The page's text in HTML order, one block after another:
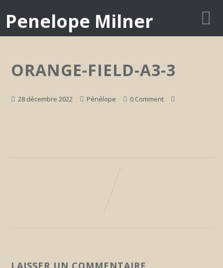
Penelope Milner
ORANGE-FIELD-A3-3
28 décembre 2022 Pénélope 0 Comment
LAISSER UN COMMENTAIRE